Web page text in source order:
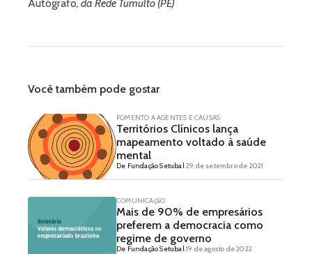
Autógrafo, da Rede Tumulto (PE)
Você também pode gostar
FOMENTO A AGENTES E CAUSAS
Territórios Clínicos lança
mapeamento voltado à saúde
mental
De Fundação Setubal29 de setembro de 2021
COMUNICAçãO
Mais de 90% de empresários
preferem a democracia como
regime de governo
De Fundação Setubal19 de agosto de 2022